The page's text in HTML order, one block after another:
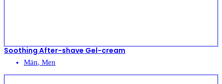
Soothing After-shave Gel-cream
Män, Men